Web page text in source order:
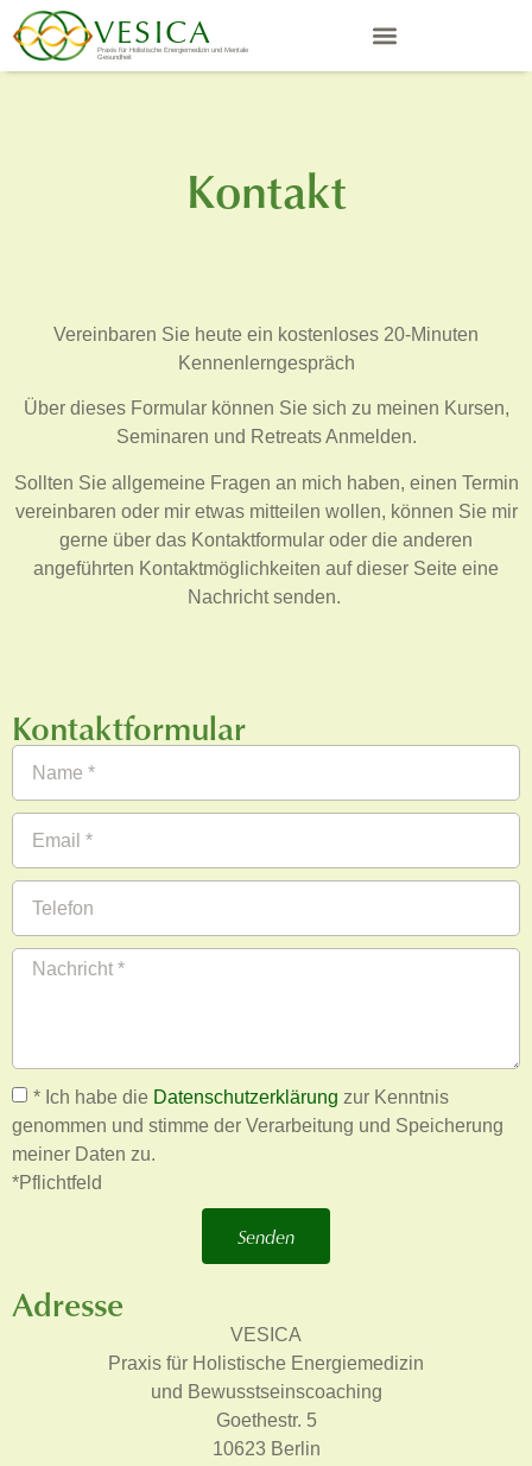
VESICA
Praxis für Holistische Energiemedizin und Mentale
Gesundheit
Kontakt
Vereinbaren Sie heute ein kostenloses 20-Minuten
Kennenlerngespräch
Über dieses Formular können Sie sich zu meinen Kursen,
Seminaren und Retreats Anmelden.
Sollten Sie allgemeine Fragen an mich haben, einen Termin
vereinbaren oder mir etwas mitteilen wollen, können Sie mir
gerne über das Kontaktformular oder die anderen
angeführten Kontaktmöglichkeiten auf dieser Seite eine
Nachricht senden.
Kontaktformular
* Ich habe die Datenschutzerklärung zur Kenntnis
genommen und stimme der Verarbeitung und Speicherung
meiner Daten zu.
*Pflichtfeld
Senden
Adresse
VESICA
Praxis für Holistische Energiemedizin
und Bewusstseinscoaching
Goethestr. 5
10623 Berlin